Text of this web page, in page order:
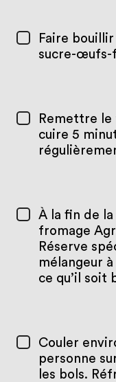
Faire
sucre-œufs-
Remettre le
cuire 5
À la fin de
fromage
Réserve
mélangeur à
ce qu’il soit
Couler
personne
les bols.